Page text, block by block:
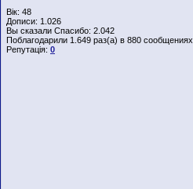
Вік: 48
Дописи: 1.026
Вы сказали Спасибо: 2.042
Поблагодарили 1.649 раз(а) в 880 сообщениях
Репутація: 0